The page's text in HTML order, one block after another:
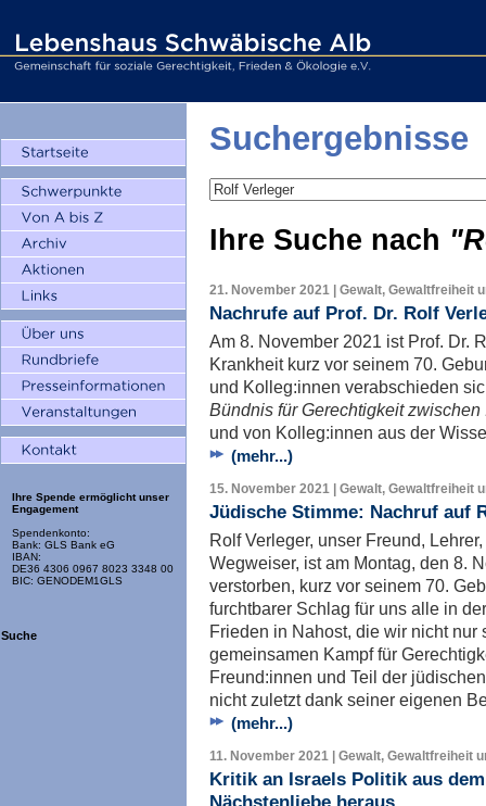
Ihre Spende ermöglicht unser
Engagement
Spendenkonto:
Bank: GLS Bank eG
IBAN:
DE36 4306 0967 8023 3348 00
BIC: GENODEM1GLS
Suche
Suchergebnisse
Ihre Suche nach
21. November 2021 | Gewalt, Gewaltfreiheit
Nachrufe auf Prof. Dr. Rolf
Am 8. November 2021 ist Prof. Dr.
Krankheit kurz vor seinem 70.
und Kolleg:innen verabschieden
Bündnis für Gerechtigkeit
und von Kolleg:innen aus der
(mehr...)
15. November 2021 | Gewalt, Gewaltfreiheit
Jüdische Stimme: Nachruf auf
Rolf Verleger, unser Freund,
Wegweiser, ist am Montag, den 8.
verstorben, kurz vor seinem 70.
furchtbarer Schlag für uns alle in
Frieden in Nahost, die wir nicht nur
gemeinsamen Kampf für
Freund:innen und Teil der
nicht zuletzt dank seiner eigenen
(mehr...)
11. November 2021 | Gewalt, Gewaltfreiheit
Kritik an Israels Politik aus
Nächstenliebe heraus